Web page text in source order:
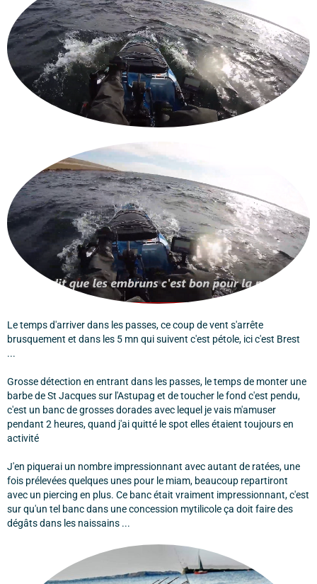
Le temps d'arriver dans les passes, ce coup de vent s'arrête
brusquement et dans les 5 mn qui suivent c'est pétole, ici c'est Brest
...
Grosse détection en entrant dans les passes, le temps de monter une
barbe de St Jacques sur l'Astupag et de toucher le fond c'est pendu,
c'est un banc de grosses dorades avec lequel je vais m'amuser
pendant 2 heures, quand j'ai quitté le spot elles étaient toujours en
activité
J'en piquerai un nombre impressionnant avec autant de ratées, une
fois prélevées quelques unes pour le miam, beaucoup repartiront
avec un piercing en plus. Ce banc était vraiment impressionnant, c'est
sur qu'un tel banc dans une concession mytilicole ça doit faire des
dégâts dans les naissains ...